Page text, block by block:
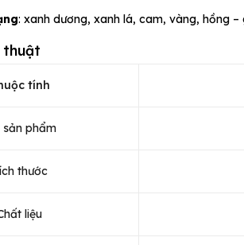
: xanh dương, xanh lá, cam, vàng, hồng –
thuật
tính
sản phẩm
thước
liệu